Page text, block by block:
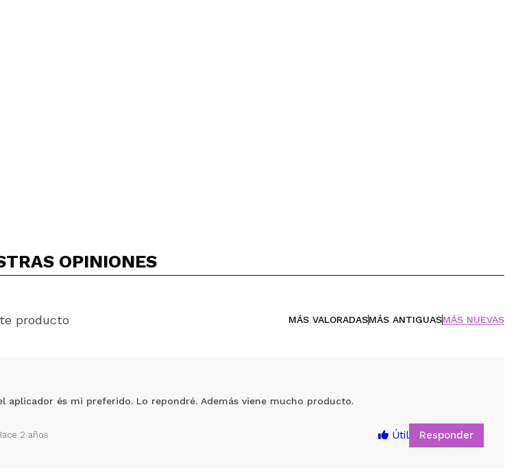
OPINIONES
producto MÁS VALORADASMÁS ANTIGUASMÁS NUEVAS
és mi preferido. Lo repondré. Además viene mucho producto.
2 años Útil Responder